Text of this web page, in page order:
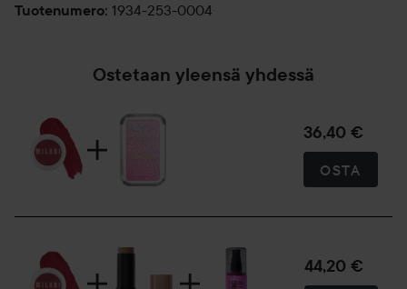
Tuotenumero: 1934-253-0004
Ostetaan yleensä yhdessä
36,40 €
OSTA
44,20 €